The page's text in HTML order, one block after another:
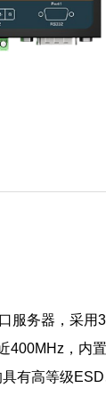
服务器，采用
400MHz，内
有高等级